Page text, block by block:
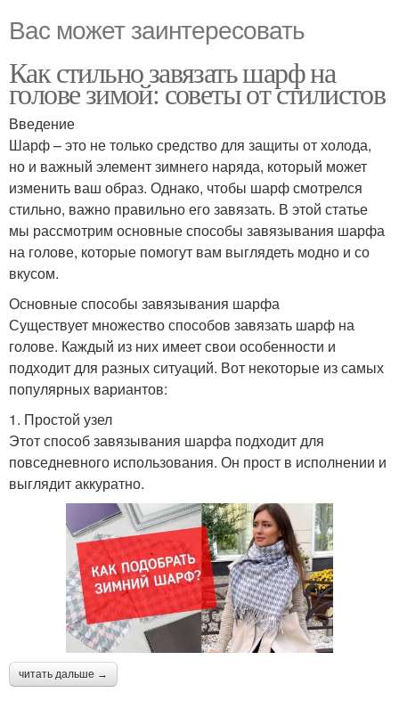
Вас может заинтересовать
Как стильно завязать шарф на
голове зимой: советы от стилистов
Введение
Шарф – это не только средство для защиты от холода,
но и важный элемент зимнего наряда, который может
изменить ваш образ. Однако, чтобы шарф смотрелся
стильно, важно правильно его завязать. В этой статье
мы рассмотрим основные способы завязывания шарфа
на голове, которые помогут вам выглядеть модно и со
вкусом.
Основные способы завязывания шарфа
Существует множество способов завязать шарф на
голове. Каждый из них имеет свои особенности и
подходит для разных ситуаций. Вот некоторые из самых
популярных вариантов:
1. Простой узел
Этот способ завязывания шарфа подходит для
повседневного использования. Он прост в исполнении и
выглядит аккуратно.
читать дальше →